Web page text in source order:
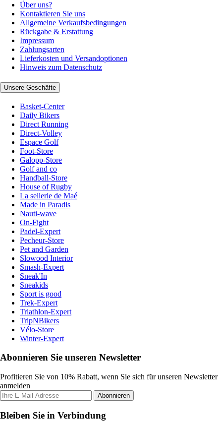
Über uns?
Kontaktieren Sie uns
Allgemeine Verkaufsbedingungen
Rückgabe & Erstattung
Impressum
Zahlungsarten
Lieferkosten und Versandoptionen
Hinweis zum Datenschutz
Unsere Geschäfte
Basket-Center
Daily Bikers
Direct Running
Direct-Volley
Espace Golf
Foot-Store
Galopp-Store
Golf and co
Handball-Store
House of Rugby
La sellerie de Maé
Made in Paradis
Nauti-wave
On-Fight
Padel-Expert
Pecheur-Store
Pet and Garden
Slowood Interior
Smash-Expert
Sneak'In
Sneakids
Sport is good
Trek-Expert
Triathlon-Expert
TripNBikers
Vélo-Store
Winter-Expert
Abonnieren Sie unseren Newsletter
Profitieren Sie von 10% Rabatt, wenn Sie sich für unseren Newsletter
anmelden
Abonnieren
Bleiben Sie in Verbindung